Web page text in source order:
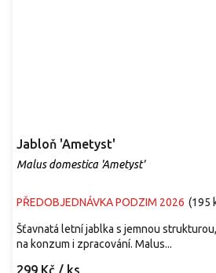
Jabloň 'Ametyst'
Malus domestica 'Ametyst'
PŘEDOBJEDNÁVKA PODZIM 2026 (195
299 Kč / ks
Šťavnatá letní jablka s jemnou
na konzum i zpracování. Malus...